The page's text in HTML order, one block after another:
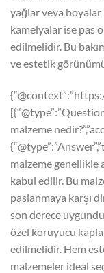
yağlar veya boyalar
kamelyalar ise pas
edilmelidir. Bu
ve estetik
malzeme
malzeme genellikle
kabul edilir. Bu
paslanmaya karşı
son derece
özel koruyucu
edilmelidir. Hem
malzemeler ideal